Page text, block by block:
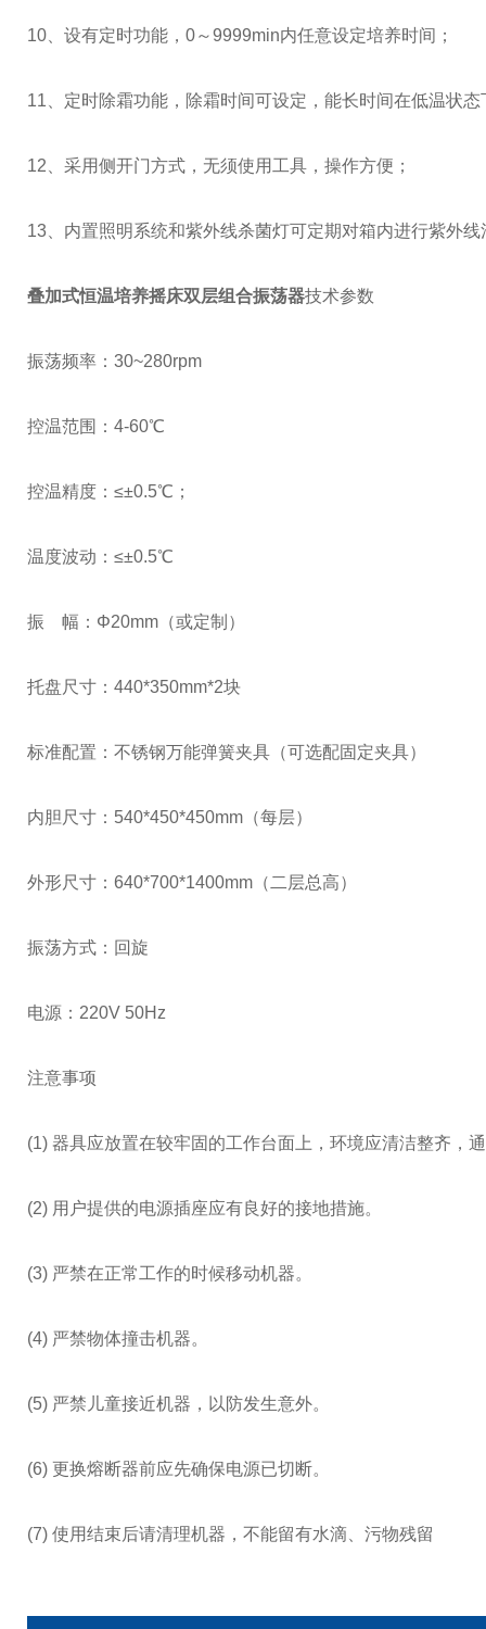
10、设有定时功能，0～9999min内任意设定培养时间；
11、定时除霜功能，除霜时间可设定，能长时间在低温状
12、采用侧开门方式，无须使用工具，操作方便；
13、内置照明系统和紫外线杀菌灯可定期对箱内进行紫外
叠加式恒温培养摇床双层组合振荡器技术参数
振荡频率：30~280rpm
控温范围：4-60℃
控温精度：≤±0.5℃；
温度波动：≤±0.5℃
振 幅：Φ20mm（或定制）
托盘尺寸：440*350mm*2块
标准配置：不锈钢万能弹簧夹具（可选配固定夹具）
内胆尺寸：540*450*450mm（每层）
外形尺寸：640*700*1400mm（二层总高）
振荡方式：回旋
电源：220V 50Hz
注意事项
(1) 器具应放置在较牢固的工作台面上，环境应清洁整齐，
(2) 用户提供的电源插座应有良好的接地措施。
(3) 严禁在正常工作的时候移动机器。
(4) 严禁物体撞击机器。
(5) 严禁儿童接近机器，以防发生意外。
(6) 更换熔断器前应先确保电源已切断。
(7) 使用结束后请清理机器，不能留有水滴、污物残留